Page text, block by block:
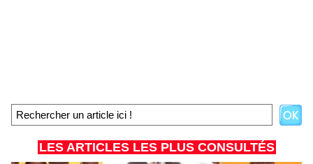
LES ARTICLES LES PLUS CONSULTÉS